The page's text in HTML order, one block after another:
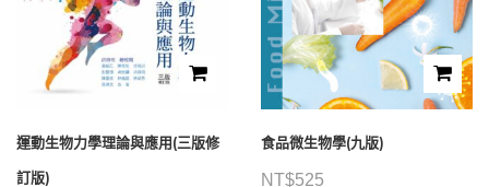
運動生物力學理論與應用(三版修
訂版)
食品微生物學(九版)
NT$525